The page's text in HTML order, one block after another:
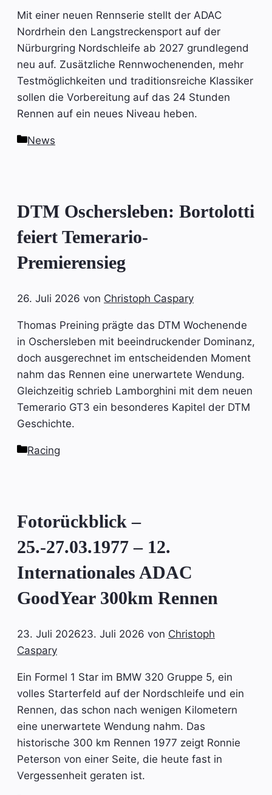
Mit einer neuen Rennserie stellt der ADAC
Nordrhein den Langstreckensport auf der
Nürburgring Nordschleife ab 2027 grundlegend
neu auf. Zusätzliche Rennwochenenden, mehr
Testmöglichkeiten und traditionsreiche Klassiker
sollen die Vorbereitung auf das 24 Stunden
Rennen auf ein neues Niveau heben.
Kategorien
News
DTM Oschersleben: Bortolotti
feiert Temerario-
Premierensieg
26. Juli 2026 von Christoph Caspary
Thomas Preining prägte das DTM Wochenende
in Oschersleben mit beeindruckender Dominanz,
doch ausgerechnet im entscheidenden Moment
nahm das Rennen eine unerwartete Wendung.
Gleichzeitig schrieb Lamborghini mit dem neuen
Temerario GT3 ein besonderes Kapitel der DTM
Geschichte.
Kategorien
Racing
Fotorückblick –
25.-27.03.1977 – 12.
Internationales ADAC
GoodYear 300km Rennen
23. Juli 202623. Juli 2026 von Christoph
Caspary
Ein Formel 1 Star im BMW 320 Gruppe 5, ein
volles Starterfeld auf der Nordschleife und ein
Rennen, das schon nach wenigen Kilometern
eine unerwartete Wendung nahm. Das
historische 300 km Rennen 1977 zeigt Ronnie
Peterson von einer Seite, die heute fast in
Vergessenheit geraten ist.